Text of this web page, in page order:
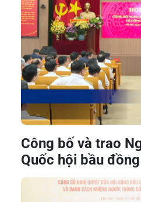
Công bố và trao
Quốc hội bầu
Hữu Nghĩa giữ
toán nhà nước